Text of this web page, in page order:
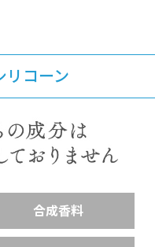
リコーン
合成香料